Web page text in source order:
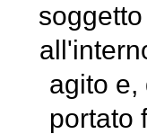
agito e,
portato